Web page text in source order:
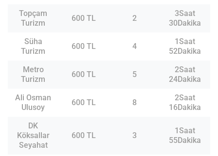
Topçam
Turizm
600 TL 2
3Saat
30Dakika
Süha
Turizm
600 TL 4
1Saat
52Dakika
Metro
Turizm
600 TL 5
2Saat
24Dakika
Ali Osman
Ulusoy
600 TL 8
2Saat
16Dakika
DK
Köksallar
Seyahat
600 TL 3
1Saat
55Dakika